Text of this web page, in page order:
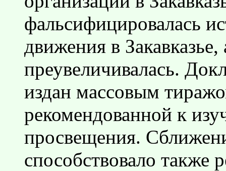
фальсифицировалась
движения в
преувеличивалась.
издан массовым
рекомендованной к
просвещения.
способствовало также